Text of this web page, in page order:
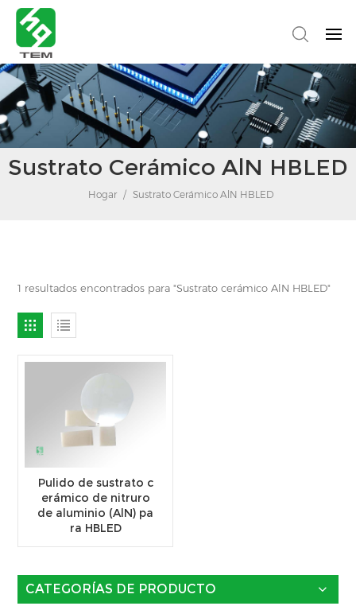
Sustrato Cerámico AlN HBLED
Hogar / Sustrato Cerámico AlN HBLED
1 resultados encontrados para "Sustrato cerámico AlN HBLED"
Pulido de sustrato c
erámico de nitruro
de aluminio (AlN) pa
ra HBLED
CATEGORÍAS DE PRODUCTO